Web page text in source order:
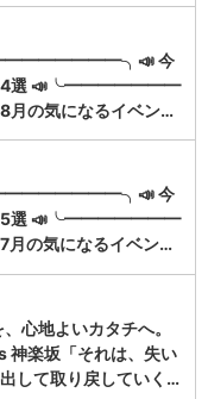
今
ト4選 📣╰━━━━━━━
気になるイベン…
今
ト5選 📣╰━━━━━━━
気になるイベン…
心地よいカタチへ。
神楽坂「それは、失い
して取り戻していく…